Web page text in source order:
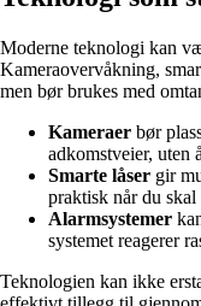
Moderne teknologi kan
Kameraovervåkning,
men bør brukes med
Kameraer bør
adkomstveier, uten
Smarte låser gir
praktisk når du skal
Alarmsystemer
systemet reagerer
Teknologien kan ikke